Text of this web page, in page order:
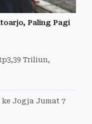
Paling Pagi
Triliun,
Jogja Jumat 7